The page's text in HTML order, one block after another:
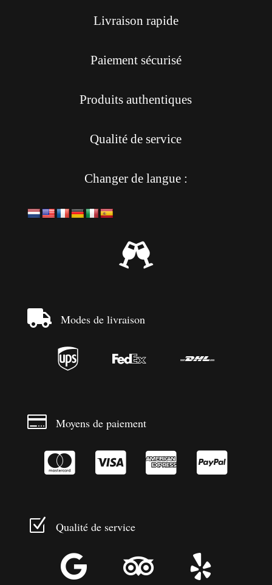
Livraison rapide
Paiement sécurisé
Produits authentiques
Qualité de service
Changer de langue :

 Modes de livraison
  
 Moyens de paiement
   
Z Qualité de service
  